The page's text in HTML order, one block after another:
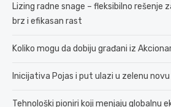
Lizing radne snage – fleksibilno rešenje
brz i efikasan rast
Koliko mogu da dobiju građani iz
Inicijativa Pojas i put ulazi u zelenu novu
Tehnološki pioniri koji menjaju globalnu